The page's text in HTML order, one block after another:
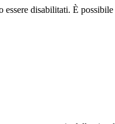
disabilitati. È